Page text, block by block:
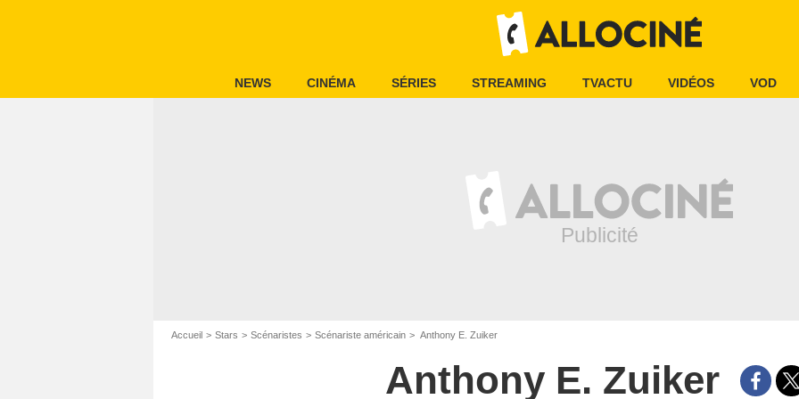
NEWS CINÉMA SÉRIES STREAMING TVACTU VIDÉOS VOD
Accueil Stars Scénaristes Scénariste américain Anthony E. Zuiker
Anthony E. Zuiker